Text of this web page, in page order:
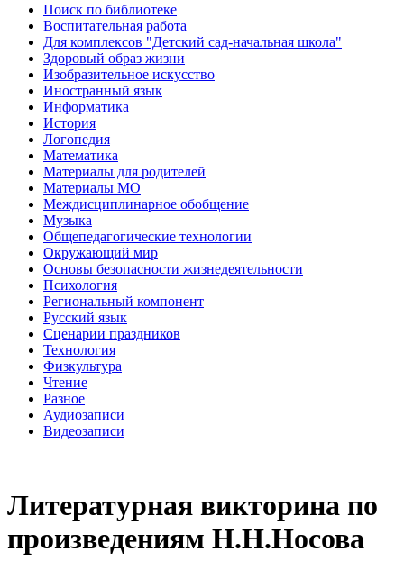
Поиск по библиотеке
Воспитательная работа
Для комплексов "Детский сад-начальная школа"
Здоровый образ жизни
Изобразительное искусство
Иностранный язык
Информатика
История
Логопедия
Математика
Материалы для родителей
Материалы МО
Междисциплинарное обобщение
Музыка
Общепедагогические технологии
Окружающий мир
Основы безопасности жизнедеятельности
Психология
Региональный компонент
Русский язык
Сценарии праздников
Технология
Физкультура
Чтение
Разное
Аудиозаписи
Видеозаписи
Литературная викторина по
произведениям Н.Н.Носова